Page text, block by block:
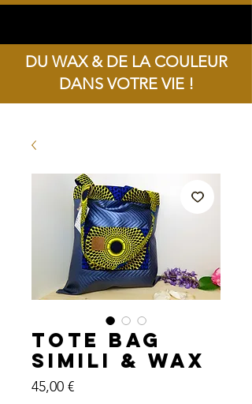
DU WAX & DE LA COULEUR
DANS VOTRE VIE !
Tote Bag
Simili & Wax
45,00 €Prix